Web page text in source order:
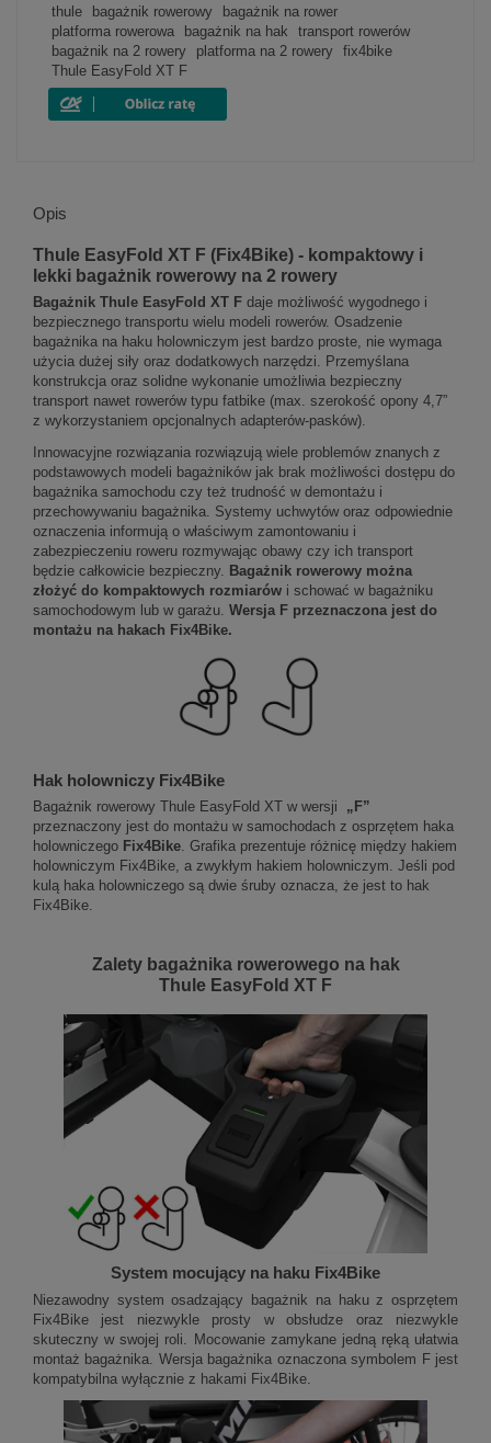
thule bagażnik rowerowy
bagażnik na rower
platforma rowerowa
bagażnik na hak
transport rowerów
bagażnik na 2 rowery
platforma na 2 rowery
fix4bike
Thule EasyFold XT F
Opis
Thule EasyFold XT F (Fix4Bike) - kompaktowy i
lekki bagażnik rowerowy na 2 rowery
Bagażnik Thule EasyFold XT F daje możliwość wygodnego i
bezpiecznego transportu wielu modeli rowerów. Osadzenie
bagażnika na haku holowniczym jest bardzo proste, nie wymaga
użycia dużej siły oraz dodatkowych narzędzi. Przemyślana
konstrukcja oraz solidne wykonanie umożliwia bezpieczny
transport nawet rowerów typu fatbike (max. szerokość opony 4,7”
z wykorzystaniem opcjonalnych adapterów-pasków).
Innowacyjne rozwiązania rozwiązują wiele problemów znanych z
podstawowych modeli bagażników jak brak możliwości dostępu do
bagażnika samochodu czy też trudność w demontażu i
przechowywaniu bagażnika. Systemy uchwytów oraz odpowiednie
oznaczenia informują o właściwym zamontowaniu i
zabezpieczeniu roweru rozmywając obawy czy ich transport
będzie całkowicie bezpieczny.
Bagażnik rowerowy można
złożyć do kompaktowych rozmiarów i schować w bagażniku
samochodowym lub w garażu. Wersja F przeznaczona jest do
montażu na hakach Fix4Bike.
Hak holowniczy Fix4Bike
Bagażnik rowerowy Thule EasyFold XT w wersji
„F”
przeznaczony jest do montażu w samochodach z osprzętem haka
holowniczego Fix4Bike. Grafika prezentuje różnicę między hakiem
holowniczym Fix4Bike, a zwykłym hakiem holowniczym. Jeśli pod
kulą haka holowniczego są dwie śruby oznacza, że jest to hak
Fix4Bike.
Zalety bagażnika rowerowego na hak
Thule EasyFold XT F
System mocujący na haku Fix4Bike
Niezawodny system osadzający bagażnik na haku z osprzętem
Fix4Bike jest niezwykle prosty w obsłudze oraz niezwykle
skuteczny w swojej roli. Mocowanie zamykane jedną ręką ułatwia
montaż bagażnika. Wersja bagażnika oznaczona symbolem F jest
kompatybilna wyłącznie z hakami Fix4Bike.